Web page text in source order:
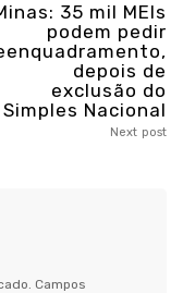
35 mil MEIs
podem pedir
depois de
exclusão do
Simples Nacional
Next post
Campos